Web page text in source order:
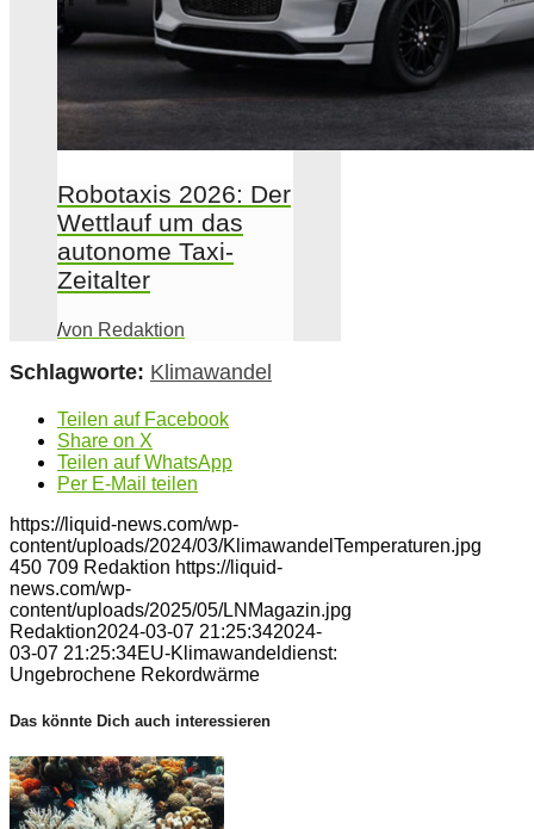
Robotaxis 2026: Der
Wettlauf um das
autonome Taxi-
Zeitalter
/von Redaktion
Schlagworte: Klimawandel
Teilen auf Facebook
Share on X
Teilen auf WhatsApp
Per E-Mail teilen
https://liquid-news.com/wp-
content/uploads/2024/03/KlimawandelTemperaturen.jpg
450 709 Redaktion https://liquid-
news.com/wp-
content/uploads/2025/05/LNMagazin.jpg
Redaktion2024-03-07 21:25:342024-
03-07 21:25:34EU-Klimawandeldienst:
Ungebrochene Rekordwärme
Das könnte Dich auch interessieren